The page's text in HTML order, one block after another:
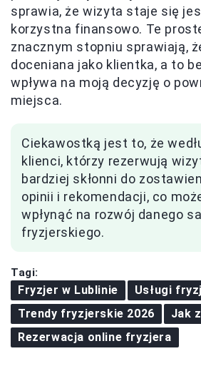
sprawia, że wizyta staje się
korzystna finansowo. Te
znacznym stopniu sprawiają,
doceniana jako klientka, a to
wpływa na moją decyzję o
miejsca.
Ciekawostką jest to, że
klienci, którzy rezerwują
bardziej skłonni do
opinii i rekomendacji, co
wpłynąć na rozwój danego
fryzjerskiego.
Tagi:
Fryzjer w Lublinie
Usługi
Trendy fryzjerskie 2026
Jak
Rezerwacja online fryzjera